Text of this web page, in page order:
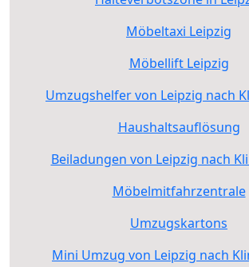
Möbeltaxi Leipzig
Möbellift Leipzig
Umzugshelfer von Leipzig nach
Haushaltsauflösung
Beiladungen von Leipzig nach
Möbelmitfahrzentrale
Umzugskartons
Mini Umzug von Leipzig nach